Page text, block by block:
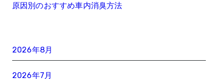
原因別のおすすめ車内消臭方法
2026年8月
2026年7月